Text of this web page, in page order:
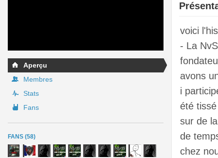
Aperçu
Membres
Stats
Fans
FANS (58)
voici
- La
avons
i
été
sur de
de
chez